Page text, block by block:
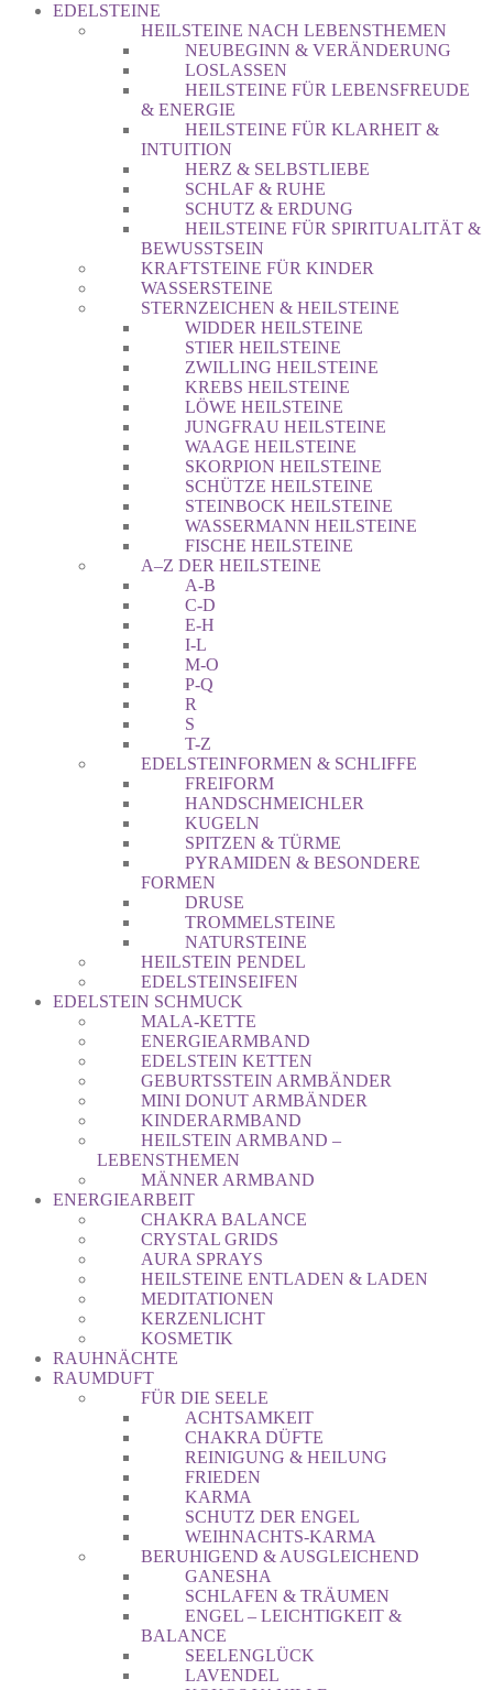
EDELSTEINE
HEILSTEINE NACH LEBENSTHEMEN
NEUBEGINN & VERÄNDERUNG
LOSLASSEN
HEILSTEINE FÜR LEBENSFREUDE
& ENERGIE
HEILSTEINE FÜR KLARHEIT &
INTUITION
HERZ & SELBSTLIEBE
SCHLAF & RUHE
SCHUTZ & ERDUNG
HEILSTEINE FÜR SPIRITUALITÄT &
BEWUSSTSEIN
KRAFTSTEINE FÜR KINDER
WASSERSTEINE
STERNZEICHEN & HEILSTEINE
WIDDER HEILSTEINE
STIER HEILSTEINE
ZWILLING HEILSTEINE
KREBS HEILSTEINE
LÖWE HEILSTEINE
JUNGFRAU HEILSTEINE
WAAGE HEILSTEINE
SKORPION HEILSTEINE
SCHÜTZE HEILSTEINE
STEINBOCK HEILSTEINE
WASSERMANN HEILSTEINE
FISCHE HEILSTEINE
A–Z DER HEILSTEINE
A-B
C-D
E-H
I-L
M-O
P-Q
R
S
T-Z
EDELSTEINFORMEN & SCHLIFFE
FREIFORM
HANDSCHMEICHLER
KUGELN
SPITZEN & TÜRME
PYRAMIDEN & BESONDERE
FORMEN
DRUSE
TROMMELSTEINE
NATURSTEINE
HEILSTEIN PENDEL
EDELSTEINSEIFEN
EDELSTEIN SCHMUCK
MALA-KETTE
ENERGIEARMBAND
EDELSTEIN KETTEN
GEBURTSSTEIN ARMBÄNDER
MINI DONUT ARMBÄNDER
KINDERARMBAND
HEILSTEIN ARMBAND –
LEBENSTHEMEN
MÄNNER ARMBAND
ENERGIEARBEIT
CHAKRA BALANCE
CRYSTAL GRIDS
AURA SPRAYS
HEILSTEINE ENTLADEN & LADEN
MEDITATIONEN
KERZENLICHT
KOSMETIK
RAUHNÄCHTE
RAUMDUFT
FÜR DIE SEELE
ACHTSAMKEIT
CHAKRA DÜFTE
REINIGUNG & HEILUNG
FRIEDEN
KARMA
SCHUTZ DER ENGEL
WEIHNACHTS-KARMA
BERUHIGEND & AUSGLEICHEND
GANESHA
SCHLAFEN & TRÄUMEN
ENGEL – LEICHTIGKEIT &
BALANCE
SEELENGLÜCK
LAVENDEL